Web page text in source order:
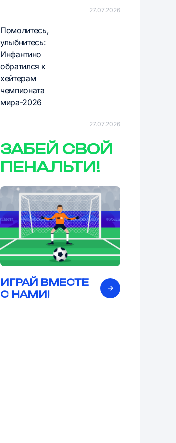
27.07.2026
27.07.2026
Помолитесь,
улыбнитесь:
Инфантино
обратился к
хейтерам
чемпионата
мира-2026
ЗАБЕЙ СВОЙ
ПЕНАЛЬТИ!
ИГРАЙ ВМЕСТЕ
С НАМИ!